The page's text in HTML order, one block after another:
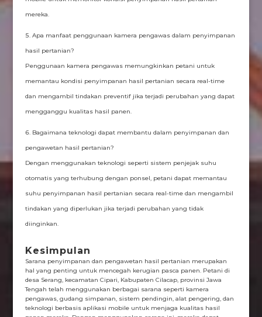
mereka.
Apa manfaat penggunaan kamera pengawas dalam penyimpanan
hasil pertanian?
Penggunaan kamera pengawas memungkinkan petani untuk
memantau kondisi penyimpanan hasil pertanian secara real-time
dan mengambil tindakan preventif jika terjadi perubahan yang dapat
mengganggu kualitas hasil panen.
Bagaimana teknologi dapat membantu dalam penyimpanan dan
pengawetan hasil pertanian?
Dengan menggunakan teknologi seperti sistem penjejak suhu
otomatis yang terhubung dengan ponsel, petani dapat memantau
suhu penyimpanan hasil pertanian secara real-time dan mengambil
tindakan yang diperlukan jika terjadi perubahan yang tidak
diinginkan.
Kesimpulan
Sarana penyimpanan dan pengawetan hasil pertanian merupakan
hal yang penting untuk mencegah kerugian pasca panen. Petani di
desa Serang, kecamatan Cipari, Kabupaten Cilacap, provinsi Jawa
Tengah telah menggunakan berbagai sarana seperti kamera
pengawas, gudang simpanan, sistem pendingin, alat pengering, dan
teknologi berbasis aplikasi mobile untuk menjaga kualitas hasil